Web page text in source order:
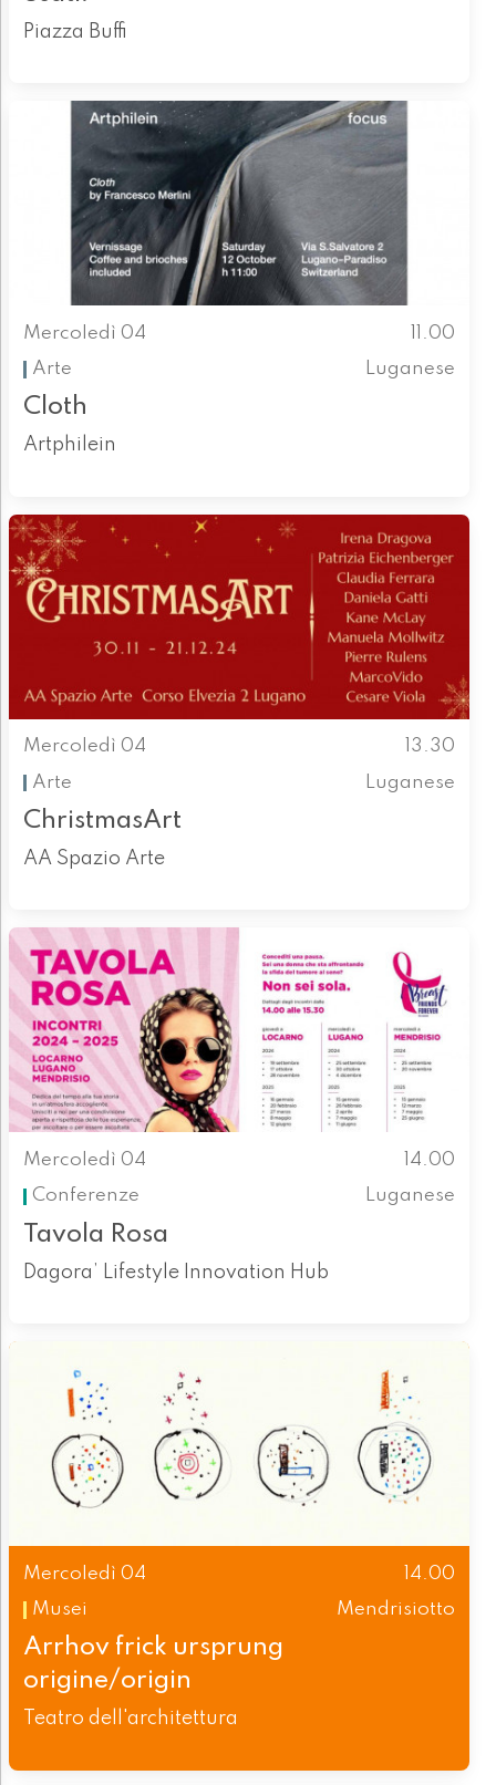
Piazza Buffi
Mercoledì 04
11.00
Arte
Luganese
Cloth
Artphilein
Mercoledì 04
13.30
Arte
Luganese
ChristmasArt
AA Spazio Arte
Mercoledì 04
14.00
Conferenze
Luganese
Tavola Rosa
Dagora’ Lifestyle Innovation Hub
Mercoledì 04
14.00
Musei
Mendrisiotto
Arrhov frick ursprung
origine/origin
Teatro dell'architettura